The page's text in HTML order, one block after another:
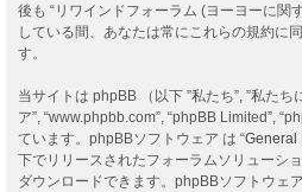
後も “リワインドフォーラム (ヨーヨーに関
している間、あなたは常にこれらの規約に
す。
当サイトは phpBB （以下 ”私たち”, ”私たち
ア”, “www.phpbb.com”, “phpBB Limited”,
ています。phpBBソフトウェア は “General
下でリリースされたフォーラムソリューショ
ダウンロードできます。phpBBソフトウェ